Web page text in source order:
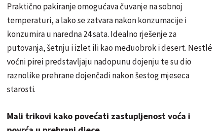
Praktično pakiranje omogućava čuvanje na sobnoj
temperaturi, a lako se zatvara nakon konzumacije i
konzumira u naredna 24 sata. Idealno rješenje za
putovanja, šetnju i izlet ili kao međuobrok i desert. Nestlé
voćni pirei predstavljaju nadopunu dojenju te su dio
raznolike prehrane dojenčadi nakon šestog mjeseca
starosti.
Mali trikovi kako povećati zastupljenost voća i